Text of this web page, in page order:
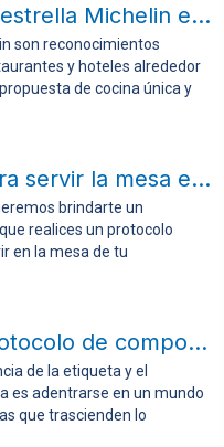
¿Qué es una estrella Michelin en cocina?
son reconocimientos
y hoteles alrededor
de cocina única y
Protocolo para servir la mesa en tu restaurante
brindarte un
realices un protocolo
en la mesa de tu
Etiqueta y protocolo de comportamientos en la mesa
de la etiqueta y el
es adentrarse en un mundo
que trascienden lo